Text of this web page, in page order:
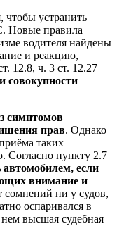
устранить
Новые правила
водителя найдены
и реакцию,
12.8, ч. 3 ст. 12.27
совокупности
симптомов
прав. Однако
таких
Согласно пункту 2.7
если
внимание и
ни у судов,
оспаривался в
высшая судебная